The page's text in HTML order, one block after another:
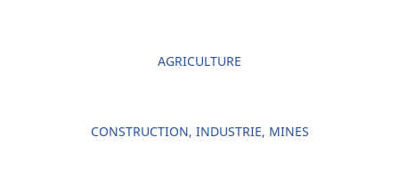
AGRICULTURE
CONSTRUCTION, INDUSTRIE, MINES